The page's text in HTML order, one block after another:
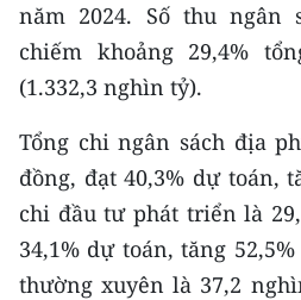
Media Môi trường
Ảnh
Infographic
TIN MỚI
TIN ĐỊA PHƯƠNG
năm 2024. Số thu ngân
chiếm khoảng 29,4%
(1.332,3 nghìn tỷ).
Tổng chi ngân sách địa
đồng, đạt 40,3% dự toán,
chi đầu tư phát triển là
34,1% dự toán, tăng
thường xuyên là 37,2